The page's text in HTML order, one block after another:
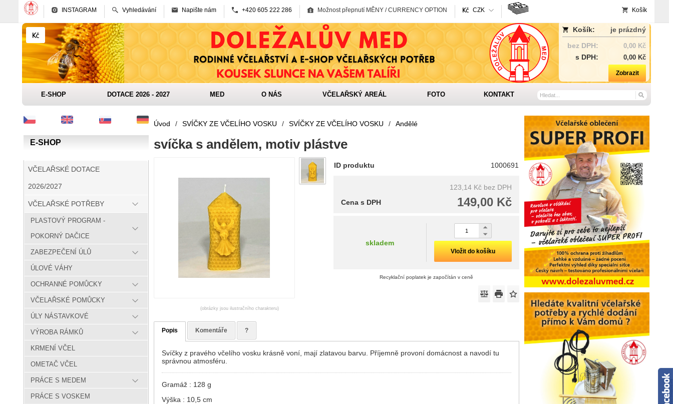
INSTAGRAM Vyhledávání Napište nám +420 605 222 286 Možnost přepnutí MĚNY / CURRENCY OPTION CZK Košík
Košík:
je prázdný
bez DPH:
0,00 Kč
s DPH: 0,00 Kč
Zobrazit
E-SHOP DOTACE 2026 - 2027 MED O NÁS VČELAŘSKÝ AREÁL FOTO KONTAKT
E-SHOP
VČELAŘSKÉ DOTACE
2026/2027
VČELAŘSKÉ POTŘEBY
PLASTOVÝ PROGRAM -
POKORNÝ DAČICE
ZABEZPEČENÍ ÚLŮ
ÚLOVÉ VÁHY
OCHRANNÉ POMŮCKY
VČELAŘSKÉ POMŮCKY
ÚLY NÁSTAVKOVÉ
VÝROBA RÁMKŮ
KRMENÍ VČEL
OMETAČ VČEL
PRÁCE S MEDEM
PRÁCE S VOSKEM
Úvod / SVÍČKY ZE VČELÍHO VOSKU / SVÍČKY ZE VČELÍHO VOSKU / Andělé
svíčka s andělem, motiv plástve
(obrázky jsou ilustračního charakteru)
ID produktu 1000691
123,14 Kč bez DPH
149,00 Kč
Cena s DPH
skladem
Vložit do košíku
Recyklační poplatek je započítán v ceně
Popis Komentáře ?
Svíčky z pravého včelího vosku krásně voní, mají zlatavou barvu. Příjemně provoní domácnost a navodí tu
správnou atmosféru.
Gramáž : 128 g
Výška : 10,5 cm